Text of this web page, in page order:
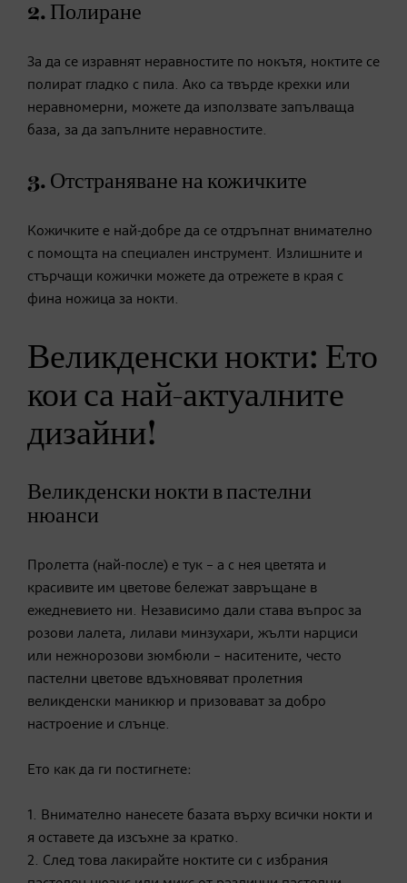
2. Полиране
За да се изравнят неравностите по нокътя, ноктите се
полират гладко с пила. Ако са твърде крехки или
неравномерни, можете да използвате запълваща
база, за да запълните неравностите.
3. Отстраняване на кожичките
Кожичките е най-добре да се отдръпнат внимателно
с помощта на специален инструмент. Излишните и
стърчащи кожички можете да отрежете в края с
фина ножица за нокти.
Великденски нокти: Ето
кои са най-актуалните
дизайни!
Великденски нокти в пастелни
нюанси
Пролетта (най-после) е тук – а с нея цветята и
красивите им цветове бележат завръщане в
ежедневието ни. Независимо дали става въпрос за
розови лалета, лилави минзухари, жълти нарциси
или нежнорозови зюмбюли – наситените, често
пастелни цветове вдъхновяват пролетния
великденски маникюр и призовават за добро
настроение и слънце.
Ето как да ги постигнете:
1. Внимателно нанесете базата върху всички нокти и
я оставете да изсъхне за кратко.
2. След това лакирайте ноктите си с избрания